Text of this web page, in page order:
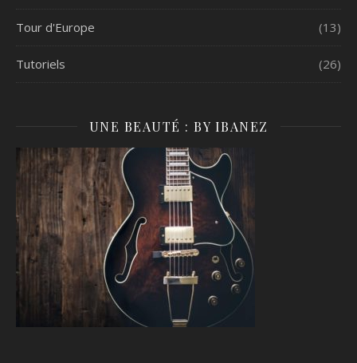
Tour d'Europe (13)
Tutoriels (26)
UNE BEAUTÉ : BY IBANEZ